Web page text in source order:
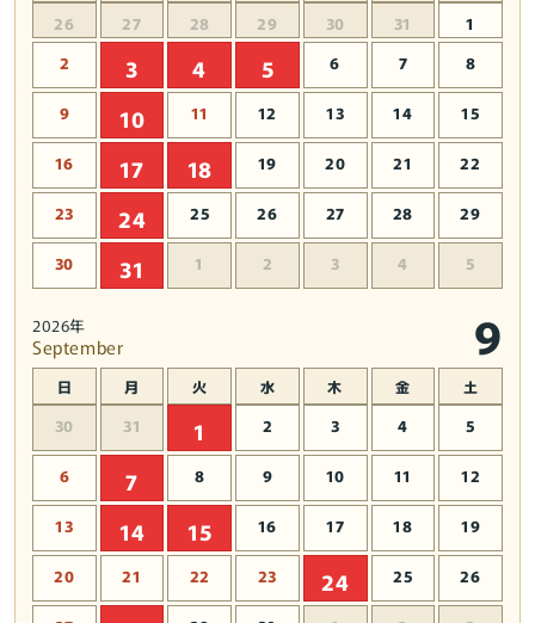
レ
ナ
ガ
ー
減
ら
す
ミ・
レ
イ
ナ
ー
ド
ガ
レ
ー
ジ
の
数
を
増
や
す
26 27 28 29 30 31
1
2
3 4 5 6 7 8
9 10 11 12 13 14 15
16 17 18 19 20 21 22
23 24 25 26 27 28 29
30 31 1 2 3 4 5
2026年
September 9
日 月 火 水 木 金 土
30 31 1 2 3 4 5
6 7 8 9 10 11 12
13 14 15 16 17 18 19
20 21 22 23 24 25 26